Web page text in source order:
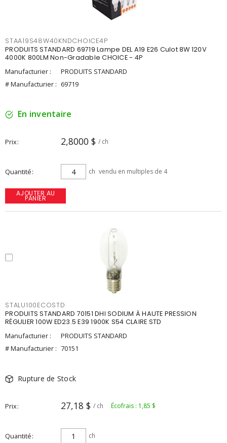
STAA19S48W40KNDCHOICE4P
PRODUITS STANDARD 69719 Lampe DEL A19 E26 Culot 8W 120V
4000K 800LM Non-Gradable CHOICE - 4P
Manufacturier :
PRODUITS STANDARD
# Manufacturier : 69719
En inventaire
Prix 2,8000 $ / ch
Quantité ch vendu en multiples de 4
AJOUTER AU
PANIER
STALU100ECOSTD
PRODUITS STANDARD 70151 DHI SODIUM À HAUTE PRESSION
RÉGULIER 100W ED23.5 E39 1900K S54 CLAIRE STD
Manufacturier :
PRODUITS STANDARD
# Manufacturier : 70151
Rupture de Stock
Prix 27,18 $ / ch Écofrais : 1,85 $
Quantité ch